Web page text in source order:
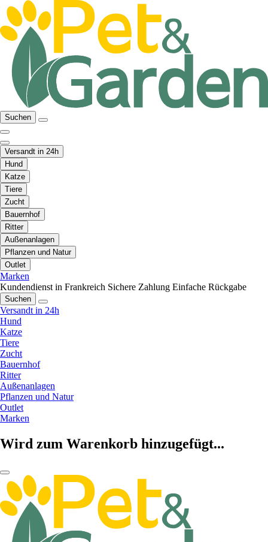
Suchen
Versandt in 24h
Hund
Katze
Tiere
Zucht
Bauernhof
Ritter
Außenanlagen
Pflanzen und Natur
Outlet
Marken
Kundendienst in Frankreich Sichere Zahlung Einfache Rückgabe
Suchen
Versandt in 24h
Hund
Katze
Tiere
Zucht
Bauernhof
Ritter
Außenanlagen
Pflanzen und Natur
Outlet
Marken
Wird zum Warenkorb hinzugefügt...